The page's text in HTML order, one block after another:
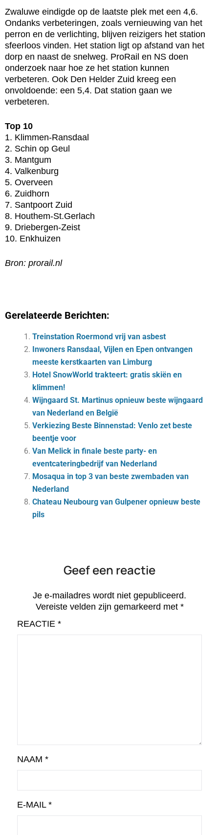
Zwaluwe eindigde op de laatste plek met een 4,6.
Ondanks verbeteringen, zoals vernieuwing van het
perron en de verlichting, blijven reizigers het station
sfeerloos vinden. Het station ligt op afstand van het
dorp en naast de snelweg. ProRail en NS doen
onderzoek naar hoe ze het station kunnen
verbeteren. Ook Den Helder Zuid kreeg een
onvoldoende: een 5,4. Dat station gaan we
verbeteren.
Top 10
1. Klimmen-Ransdaal
2. Schin op Geul
3. Mantgum
4. Valkenburg
5. Overveen
6. Zuidhorn
7. Santpoort Zuid
8. Houthem-St.Gerlach
9. Driebergen-Zeist
10. Enkhuizen
Bron: prorail.nl
Gerelateerde Berichten:
Treinstation Roermond vrij van asbest
Inwoners Ransdaal, Vijlen en Epen ontvangen
meeste kerstkaarten van Limburg
Hotel SnowWorld trakteert: gratis skiën en
klimmen!
Wijngaard St. Martinus opnieuw beste wijngaard
van Nederland en België
Verkiezing Beste Binnenstad: Venlo zet beste
beentje voor
Van Melick in finale beste party- en
eventcateringbedrijf van Nederland
Mosaqua in top 3 van beste zwembaden van
Nederland
Chateau Neubourg van Gulpener opnieuw beste
pils
Geef een reactie
Je e-mailadres wordt niet gepubliceerd.
Vereiste velden zijn gemarkeerd met *
REACTIE *
NAAM *
E-MAIL *